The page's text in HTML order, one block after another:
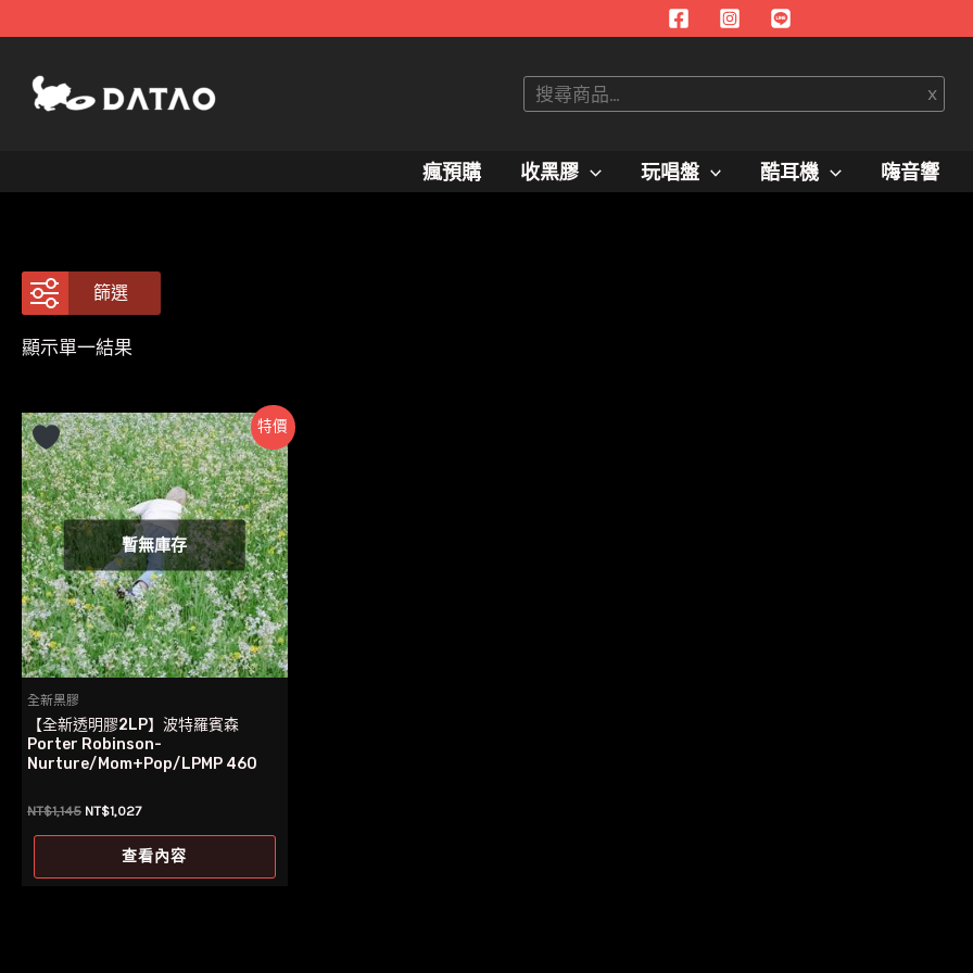
搜
x
瘋預購 收黑膠 玩唱盤 酷耳機 嗨音響
篩選
顯示單一結果
特價
暫無庫存
全新黑膠
【全新透明膠2LP】波特羅賓森
Porter Robinson-
Nurture/Mom+Pop/LPMP 460
NT$1,145 原
NT$1,145。
NT$1,027目
價
格：
NT$1,027。
查看內容